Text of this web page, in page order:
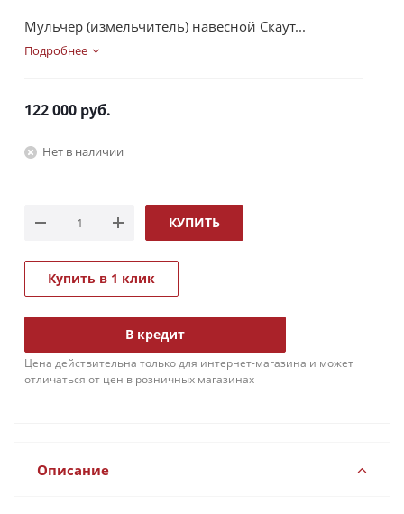
Мульчер (измельчитель) навесной Скаут...
Подробнее
122 000 руб.
Нет в наличии
КУПИТЬ
Купить в 1 клик
В кредит
Цена действительна только для интернет-магазина и может
отличаться от цен в розничных магазинах
Описание